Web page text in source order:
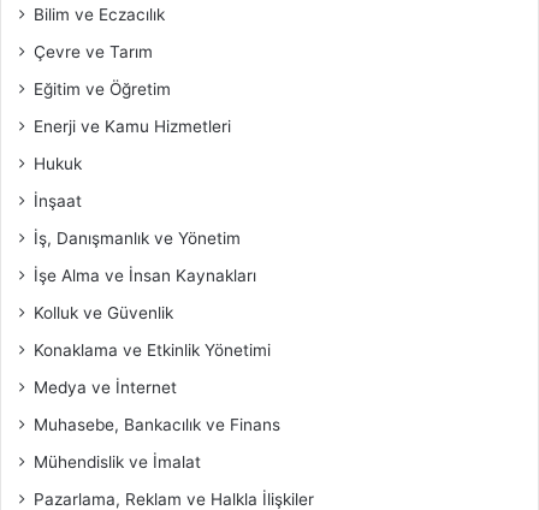
Bilim ve Eczacılık
Çevre ve Tarım
Eğitim ve Öğretim
Enerji ve Kamu Hizmetleri
Hukuk
İnşaat
İş, Danışmanlık ve Yönetim
İşe Alma ve İnsan Kaynakları
Kolluk ve Güvenlik
Konaklama ve Etkinlik Yönetimi
Medya ve İnternet
Muhasebe, Bankacılık ve Finans
Mühendislik ve İmalat
Pazarlama, Reklam ve Halkla İlişkiler